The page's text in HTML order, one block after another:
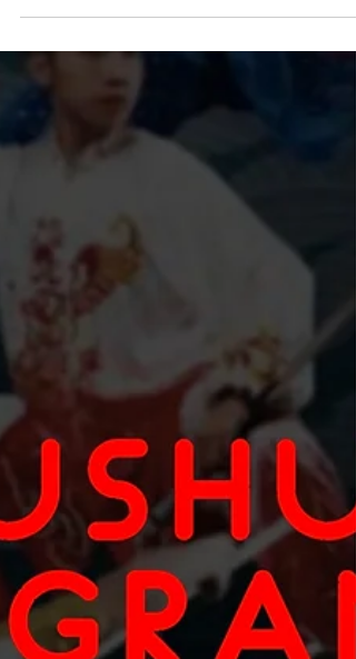
DEL WUSHU - 2
Serie de entradas sobre el entrenamiento
pliométrico en el ámbito del Wushu.